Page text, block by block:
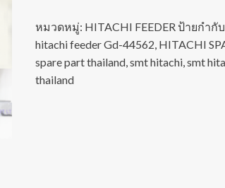
หมวดหมู่: HITACHI FEEDERป้ายกำกั
hitachi feeder Gd-44562, HITACHI
spare part thailand,smt hitachi,smt
thailand